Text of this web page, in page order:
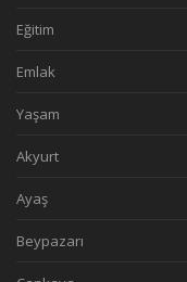
Eğitim
Emlak
Yaşam
Akyurt
Ayaş
Beypazarı